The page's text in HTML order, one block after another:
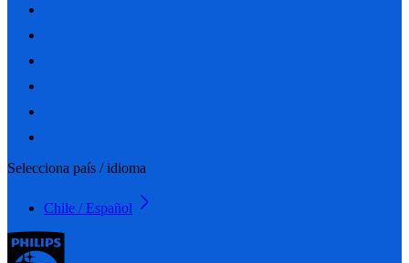
Selecciona país / idioma
Chile / Español